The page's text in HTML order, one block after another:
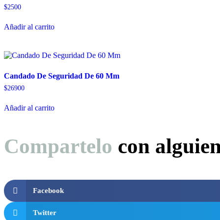
$2500
Añadir al carrito
Candado De Seguridad De 60 Mm
$26900
Añadir al carrito
Compartelo con
Facebook
Twitter